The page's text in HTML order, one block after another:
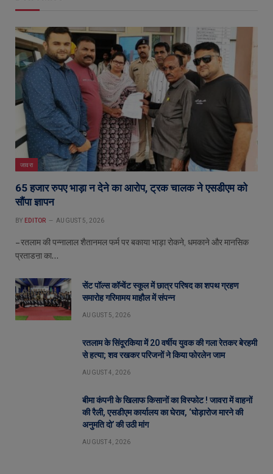
जावरा
65 हजार रुपए भाड़ा न देने का आरोप, ट्रक चालक ने एसडीएम को
सौंपा ज्ञापन
BY EDITOR AUGUST 5, 2026
– रतलाम की पन्नालाल शैतानमल फर्म पर बकाया भाड़ा रोकने, धमकाने और मानसिक
प्रताडऩा का…
सेंट पॉल्स कॉन्वेंट स्कूल में छात्र परिषद का शपथ ग्रहण
समारोह गरिमामय माहौल में संपन्न
AUGUST 5, 2026
रतलाम के सिंदूरकिया में 20 वर्षीय युवक की गला रेतकर बेरहमी
से हत्या; शव रखकर परिजनों ने किया फोरलेन जाम
AUGUST 4, 2026
बीमा कंपनी के खिलाफ किसानों का विस्फोट ! जावरा में वाहनों
की रैली, एसडीएम कार्यालय का घेराव, ‘घोड़ारोज मारने की
अनुमति दो’ की उठी मांग
AUGUST 4, 2026